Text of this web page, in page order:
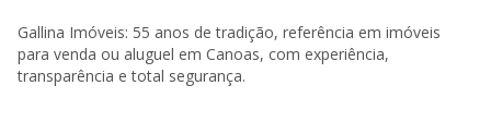
Gallina Imóveis: 55 anos de tradição, referência em imóveis
para venda ou aluguel em Canoas, com experiência,
transparência e total segurança.